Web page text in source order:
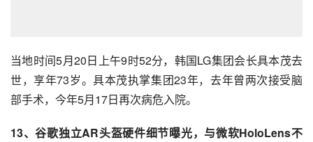
当地时间5月20日上午9时52分，韩国LG集团会长具本茂去
世，享年73岁。具本茂执掌集团23年，去年曾两次接受脑
部手术，今年5月17日再次病危入院。
13、谷歌独立AR头盔硬件细节曝光，与微软HoloLens不